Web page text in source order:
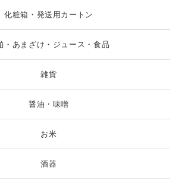
化粧箱・発送用カートン
・あまざけ・ジュース・食品
雑貨
醤油・味噌
お米
酒器